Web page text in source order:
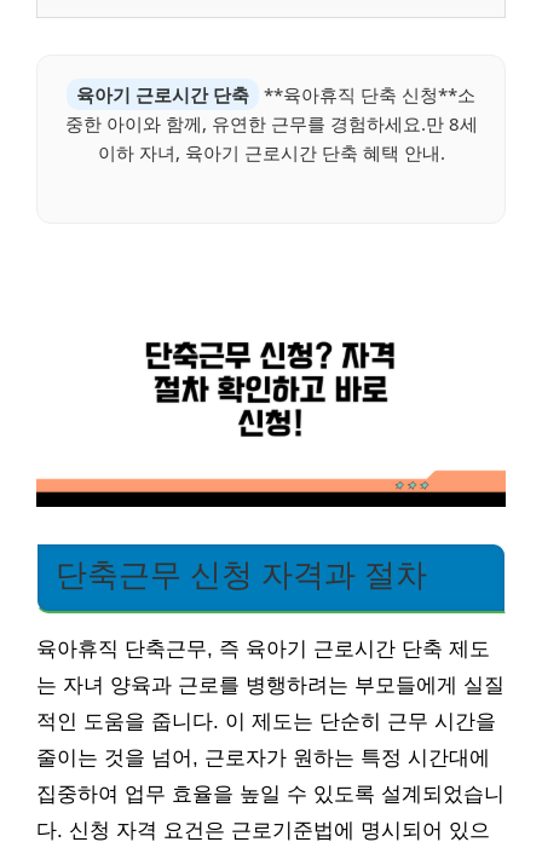
육아기 근로시간 단축 **육아휴직 단축 신청**소
중한 아이와 함께, 유연한 근무를 경험하세요.만 8세
이하 자녀, 육아기 근로시간 단축 혜택 안내.
단축근무 신청 자격과 절차
육아휴직 단축근무, 즉 육아기 근로시간 단축 제도
는 자녀 양육과 근로를 병행하려는 부모들에게 실질
적인 도움을 줍니다. 이 제도는 단순히 근무 시간을
줄이는 것을 넘어, 근로자가 원하는 특정 시간대에
집중하여 업무 효율을 높일 수 있도록 설계되었습니
다. 신청 자격 요건은 근로기준법에 명시되어 있으